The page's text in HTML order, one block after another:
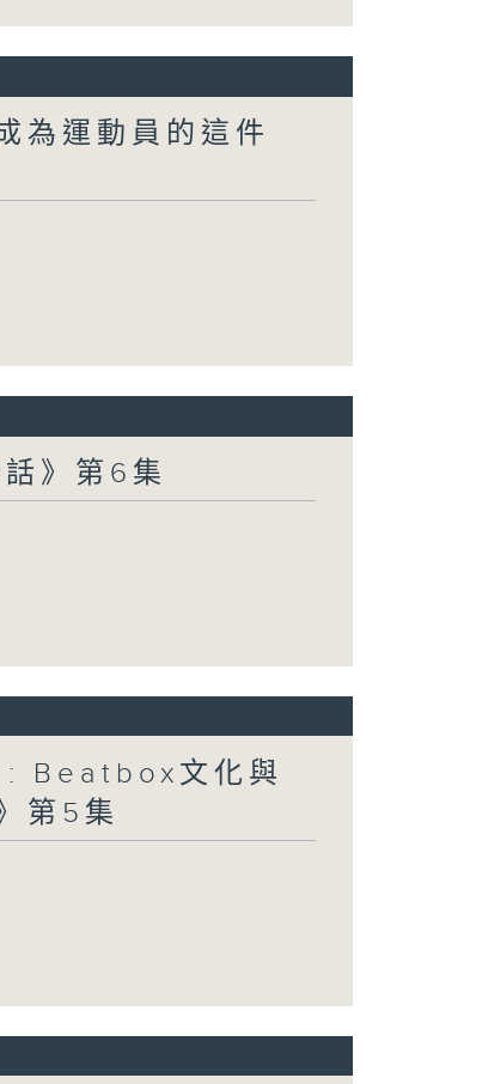
為運動員的這件
》第6集
Beatbox文化與
第5集